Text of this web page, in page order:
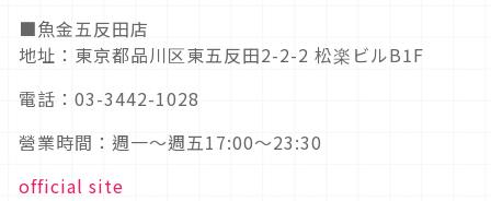
■魚金五反田店
地址：東京都品川区東五反田2-2-2 松楽ビルB1F
電話：03-3442-1028
營業時間：週一～週五17:00～23:30
official site